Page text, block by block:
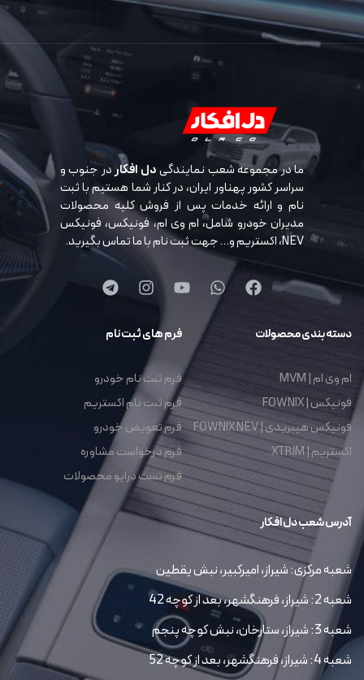
ما در مجموعه شعب نمایندگیدل افکاردر جنوب و
سراسر کشور پهناور ایران، در کنار شما هستیم با ثبت
نام و ارائه خدمات پس از فروش کلیه محصولات
مدیران خودرو شامل، ام وی ام، فونیکس، فونیکس
NEV، اکستریم و… جهت ثبت نام با ما تماس بگیرید.
دسته بندی محصولات
ام وی ام | MVM
فونیکس | FOWNIX
فونیکس هیبریدی | FOWNIX NEV
اکستریم | XTRIM
فرم های ثبت نام
فرم ثبت نام خودرو
فرم ثبت نام اکستریم
فرم تعویض خودرو
فرم درخواست مشاوره
فرم تست درایو محصولات
آدرس شعب دل افکار
شعبه مرکزی: شیراز، امیرکبیر، نبش یقطین
شعبه 2: شیراز، فرهنگشهر، بعد از کوچه 42
شعبه 3: شیراز، ستارخان، نبش کوچه پنجم
شعبه 4: شیراز، فرهنگشهر، بعد از کوچه 52